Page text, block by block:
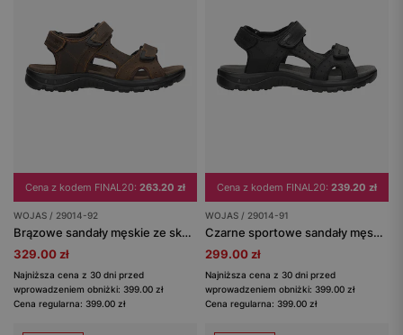
Cena z kodem FINAL20: 263.20 zł
WOJAS / 29014-92
Brązowe sandały męskie ze skóry crazy horse
329.00 zł
Najniższa cena z 30 dni przed
wprowadzeniem obniżki: 399.00 zł
Cena regularna: 399.00 zł
Cena z kodem FINAL20: 239.20 zł
WOJAS / 29014-91
Czarne sportowe sandały męskie ze skóry crazy horse
299.00 zł
Najniższa cena z 30 dni przed
wprowadzeniem obniżki: 399.00 zł
Cena regularna: 399.00 zł